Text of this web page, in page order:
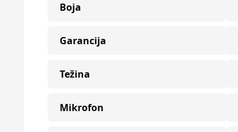
Boja
Garancija
Težina
Mikrofon